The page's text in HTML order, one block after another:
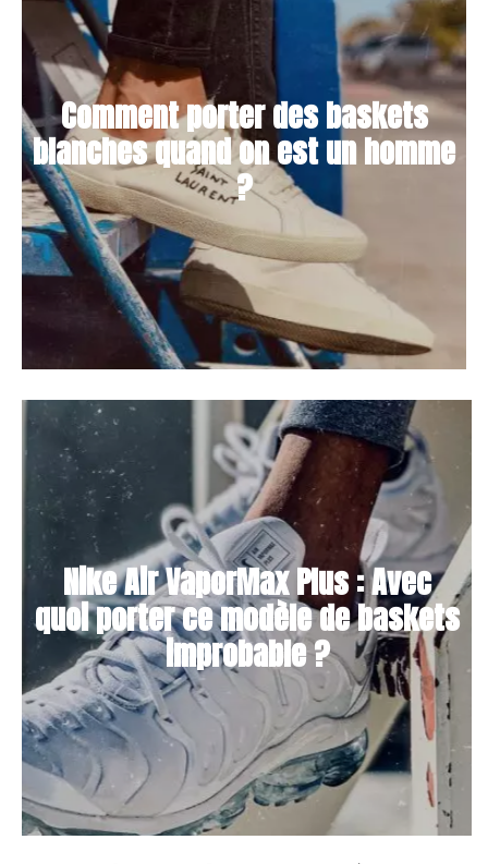
Comment porter des baskets
blanches quand on est un homme
?
Nike Air VaporMax Plus : Avec
quoi porter ce modèle de baskets
improbable ?